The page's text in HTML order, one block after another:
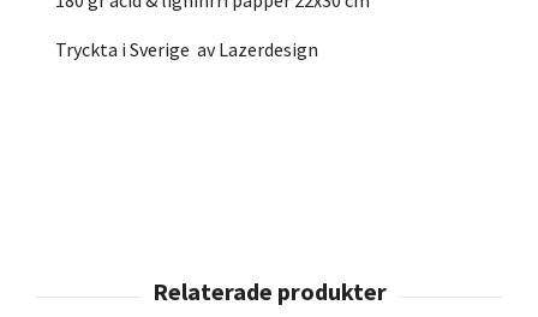
Tryckta i Sverige av Lazerdesign